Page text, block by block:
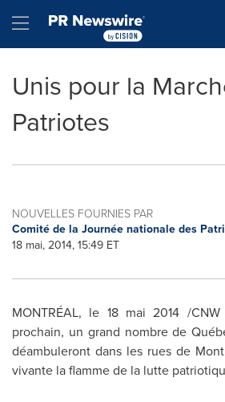
Hamburger menu
Unis pour la
Patriotes
NOUVELLES FOURNIES PAR
Comité de la Journée nationale des
18 mai, 2014, 15:49 ET
MONTRÉAL, le 18 mai 2014 /
prochain, un grand nombre de
déambuleront dans les rues de
vivante la flamme de la lutte